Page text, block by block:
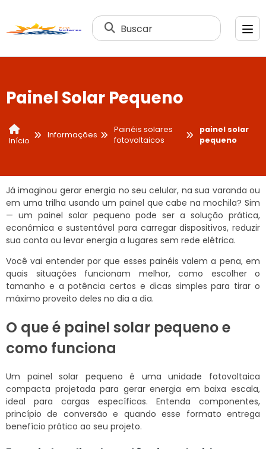
Buscar
Painel Solar Pequeno
Início
Informações
Painéis solares
fotovoltaicos
painel solar
pequeno
Já imaginou gerar energia no seu celular, na sua varanda ou
em uma trilha usando um painel que cabe na mochila? Sim
— um painel solar pequeno pode ser a solução prática,
econômica e sustentável para carregar dispositivos, reduzir
sua conta ou levar energia a lugares sem rede elétrica.
Você vai entender por que esses painéis valem a pena, em
quais situações funcionam melhor, como escolher o
tamanho e a potência certos e dicas simples para tirar o
máximo proveito deles no dia a dia.
O que é painel solar pequeno e
como funciona
Um painel solar pequeno é uma unidade fotovoltaica
compacta projetada para gerar energia em baixa escala,
ideal para cargas específicas. Entenda componentes,
princípio de conversão e quando esse formato entrega
benefício prático ao seu projeto.